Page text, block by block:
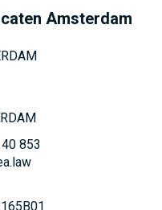
Amsterdam
853